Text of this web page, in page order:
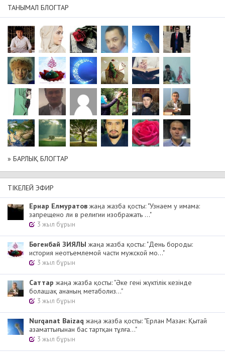
ТАНЫМАЛ БЛОГТАР
» БАРЛЫҚ БЛОГТАР
ТІКЕЛЕЙ ЭФИР
Ернар Елмуратов жаңа жазба қосты: "Узнаем у имама:
запрещено ли в религии изображать ..."
3 жыл бұрын
Бөгенбай ЗИЯЛЫ жаңа жазба қосты: "День бороды:
история неотъемлемой части мужской мо..."
3 жыл бұрын
Cаттар жаңа жазба қосты: "Әке гені жүктілік кезінде
болашақ ананың метаболиз..."
3 жыл бұрын
Nurqanat Baizaq жаңа жазба қосты: "Ерлан Мазан: Қытай
азаматтығынан бас тартқан тұлға..."
3 жыл бұрын